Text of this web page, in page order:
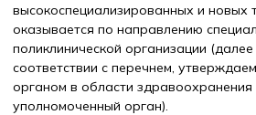
высокоспециализированных и новых
оказывается по направлению
поликлинической организации
соответствии с перечнем,
органом в области
уполномоченный орган).